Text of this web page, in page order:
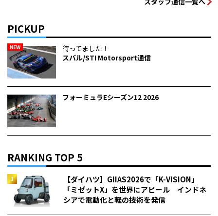
PICKUP
NEW
待ってました！
スバル/STI Motorsport通信
フォーミュラEシーズン12 2026
RANKING TOP 5
【ダイハツ】GIIAS2026で「K-VISION」
「ミゼットX」を世界にアピール インドネ
シアで電動化と軽の技術を発信